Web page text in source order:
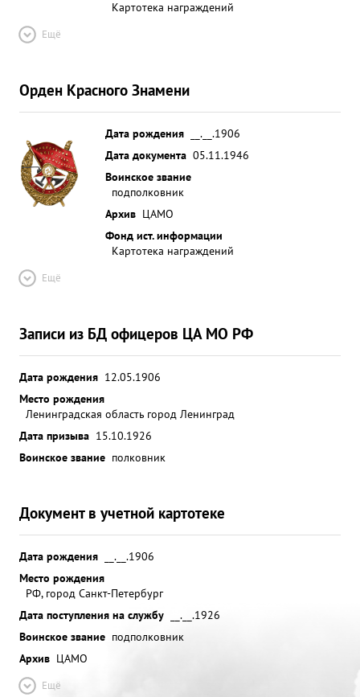
Картотека награждений
Ещё
Орден Красного Знамени
Дата рождения
__.__.1906
Дата документа 05.11.1946
Воинское звание
подполковник
Архив ЦАМО
Фонд ист. информации
Картотека награждений
Ещё
Записи из БД офицеров ЦА МО РФ
Дата рождения 12.05.1906
Место рождения
Ленинградская область город Ленинград
Дата призыва 15.10.1926
Воинское звание полковник
Документ в учетной картотеке
Дата рождения
__.__.1906
Место рождения
РФ, город Санкт-Петербург
Дата поступления на службу
__.__.1926
Воинское звание подполковник
Архив ЦАМО
Ещё